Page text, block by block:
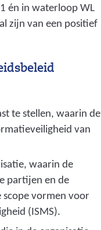
én in waterloop WL
zijn van een positief
te stellen, waarin de
van
waarin de
partijen en de
scope vormen voor
(ISMS).